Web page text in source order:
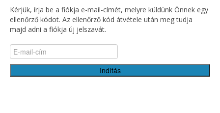
Kérjük, írja be a fiókja e-mail-címét, melyre küldünk Önnek egy
ellenőrző kódot. Az ellenőrző kód átvétele után meg tudja
majd adni a fiókja új jelszavát.
Indítás